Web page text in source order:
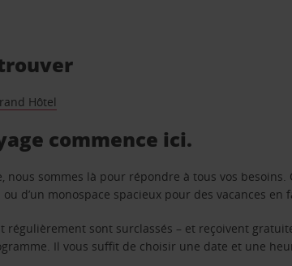
Hôtel
commence ici.
nous sommes là pour répondre à tous vos
ou d’un monospace spacieux pour des vacances
régulièrement sont surclassés – et reçoivent
Il vous suffit de choisir une date et une